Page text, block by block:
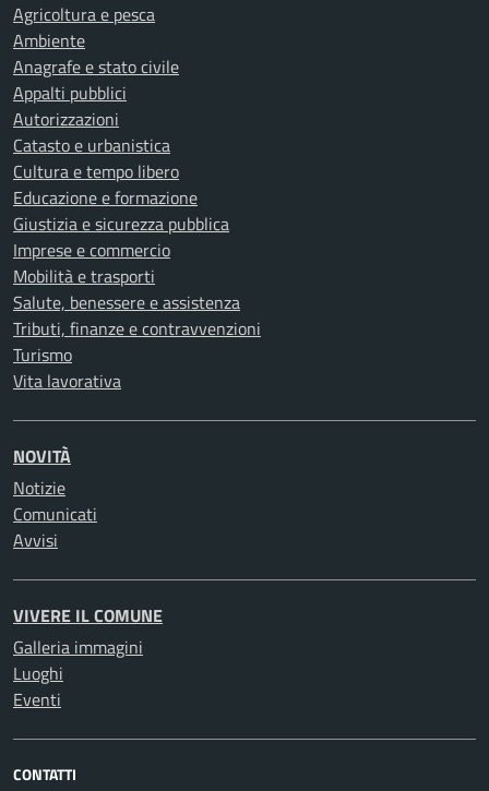
Agricoltura e pesca
Ambiente
Anagrafe e stato civile
Appalti pubblici
Autorizzazioni
Catasto e urbanistica
Cultura e tempo libero
Educazione e formazione
Giustizia e sicurezza pubblica
Imprese e commercio
Mobilità e trasporti
Salute, benessere e assistenza
Tributi, finanze e contravvenzioni
Turismo
Vita lavorativa
NOVITÀ
Notizie
Comunicati
Avvisi
VIVERE IL COMUNE
Galleria immagini
Luoghi
Eventi
CONTATTI